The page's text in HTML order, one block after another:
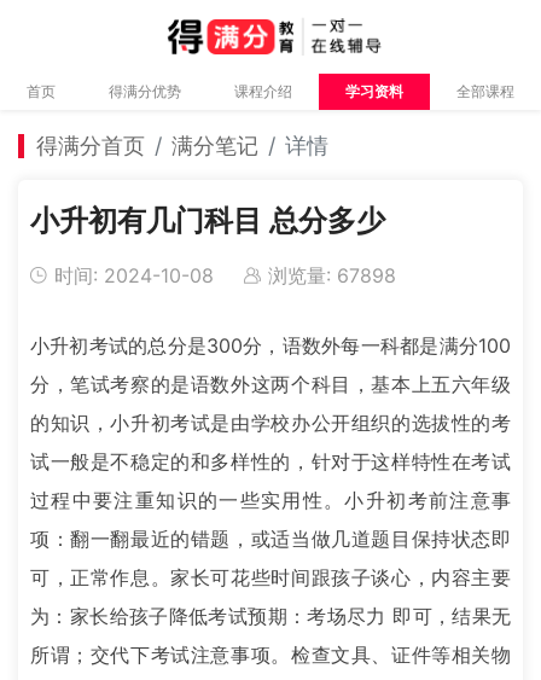
首页 得满分优势 课程介绍 学习资料 全部课程
得满分首页 满分笔记 详情
小升初有几门科目 总分多少
时间: 2024-10-08 浏览量: 67898
小升初考试的总分是300分，语数外每一科都是满分100
分，笔试考察的是语数外这两个科目，基本上五六年级
的知识，小升初考试是由学校办公开组织的选拔性的考
试一般是不稳定的和多样性的，针对于这样特性在考试
过程中要注重知识的一些实用性。小升初考前注意事
项：翻一翻最近的错题，或适当做几道题目保持状态即
可，正常作息。家长可花些时间跟孩子谈心，内容主要
为：家长给孩子降低考试预期：考场尽力 即可，结果无
所谓；交代下考试注意事项。检查文具、证件等相关物